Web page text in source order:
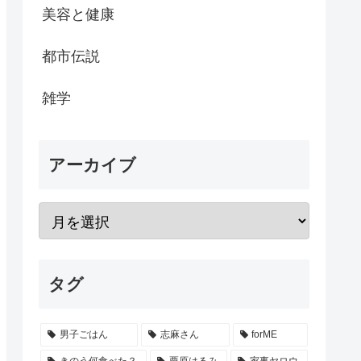
美容と健康
都市伝説
雑学
アーカイブ
タグ
男子ごはん 志麻さん forME